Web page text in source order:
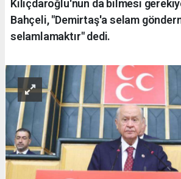
Kılıçdaroğlu'nun da bilmesi
Bahçeli, "Demirtaş'a selam
selamlamaktır" dedi.